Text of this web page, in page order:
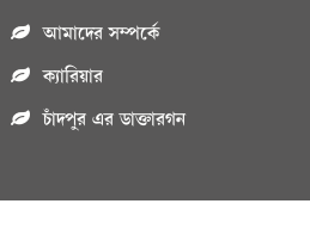
আমাদের সম্পর্কে
ক্যারিয়ার
চাঁদপুর এর ডাক্তারগন